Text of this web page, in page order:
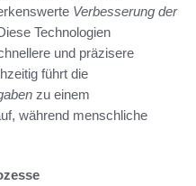
Verbesserung der
Technologien
und präzisere
führt die
zu einem
während menschliche